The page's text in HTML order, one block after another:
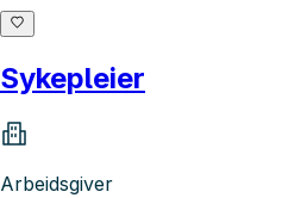
Sykepleier
Arbeidsgiver